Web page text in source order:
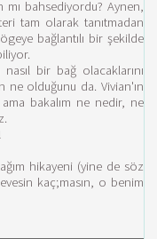
mı bahsediyordu? Aynen,
tam olarak tanıtmadan
bağlantılı bir şekilde
bir bağ olacaklarını
olduğunu da. Vivian'ın
bakalım ne nedir, ne
hikayeni (yine de söz
kaç;masın, o benim